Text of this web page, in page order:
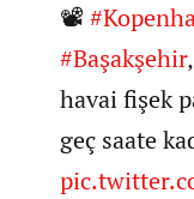
📽
#Başakşehir
havai fişek
geç saate